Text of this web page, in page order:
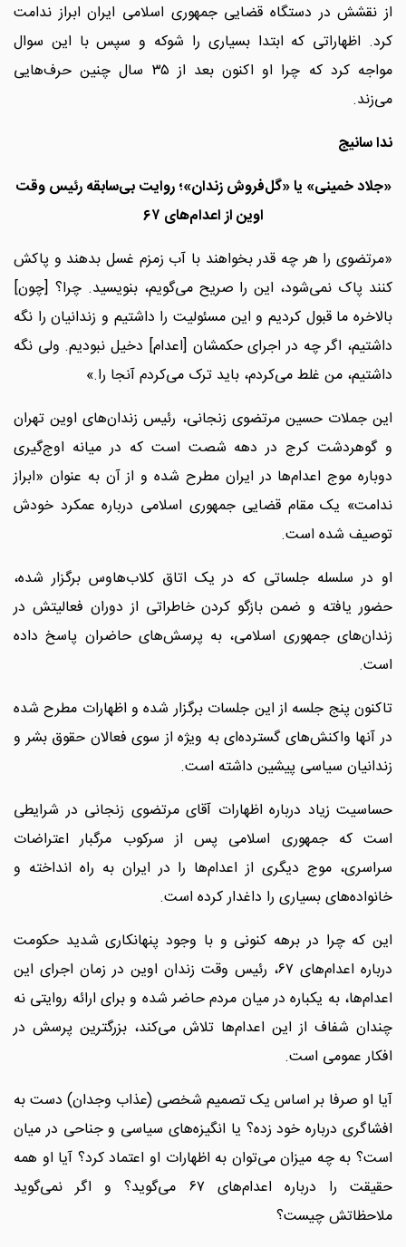
از نقشش در دستگاه قضایی جمهوری اسلامی ایران ابراز ندامت
کرد. اظهاراتی که ابتدا بسیاری را شوکه و سپس با این سوال
مواجه کرد که چرا او اکنون بعد از ۳۵ سال چنین حرف‌هایی
می‌زند.
ندا سانیج
«جلاد خمینی» یا «گل‌فروش زندان»؛ روایت بی‌سابقه رئیس وقت
اوین از اعدام‌های ۶۷
«مرتضوی را هر چه قدر بخواهند با آب زمزم غسل بدهند و پاکش
کنند پاک نمی‌شود، این را صریح می‌گویم، بنویسید. چرا؟ [چون]
بالاخره ما قبول کردیم و این مسئولیت را داشتیم و زندانیان را نگه
داشتیم، اگر چه در اجرای حکمشان [اعدام] دخیل نبودیم. ولی نگه
داشتیم، من غلط می‌کردم، باید ترک می‌کردم آنجا را.»
این جملات حسین مرتضوی زنجانی، رئیس زندان‌های اوین تهران
و گوهردشت کرج در دهه شصت است که در میانه اوج‌گیری
دوباره موج اعدام‌ها در ایران مطرح شده و از آن به عنوان «ابراز
ندامت» یک مقام قضایی جمهوری اسلامی درباره عمکرد خودش
توصیف شده است.
او در سلسله جلساتی که در یک اتاق کلاب‌هاوس برگزار شده،
حضور یافته و ضمن بازگو کردن خاطراتی از دوران فعالیتش در
زندان‌های جمهوری اسلامی، به پرسش‌های حاضران پاسخ داده
است.
تاکنون پنج جلسه از این جلسات برگزار شده و اظهارات مطرح شده
در آنها واکنش‌های گسترده‌ای به ویژه از سوی فعالان حقوق بشر و
زندانیان سیاسی پیشین داشته است.
حساسیت زیاد درباره اظهارات آقای مرتضوی زنجانی در شرایطی
است که جمهوری اسلامی پس از سرکوب مرگبار اعتراضات
سراسری، موج دیگری از اعدام‌ها را در ایران به راه انداخته و
خانواده‌های بسیاری را داغدار کرده است.
این که چرا در برهه کنونی و با وجود پنهانکاری شدید حکومت
درباره اعدام‌های ۶۷، رئیس وقت زندان اوین در زمان اجرای این
اعدام‌ها، به یکباره در میان مردم حاضر شده و برای ارائه روایتی نه
چندان شفاف از این اعدام‌ها تلاش می‌کند، بزرگترین پرسش در
افکار عمومی است.
آیا او صرفا بر اساس یک تصمیم شخصی (عذاب وجدان) دست به
افشاگری درباره خود زده؟ یا انگیزه‌های سیاسی و جناحی در میان
است؟ به چه میزان می‌توان به اظهارات او اعتماد کرد؟ آیا او همه
حقیقت را درباره اعدام‌های ۶۷ می‌گوید؟ و اگر نمی‌گوید
ملاحظاتش چیست؟